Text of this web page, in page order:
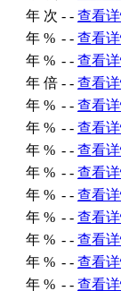
年 次 - - 查看
年 % - - 查看
年 % - - 查看
年 倍 - - 查看
年 % - - 查看
年 % - - 查看
年 % - - 查看
年 % - - 查看
年 % - - 查看
年 % - - 查看
年 % - - 查看
年 % - - 查看
年 % - - 查看